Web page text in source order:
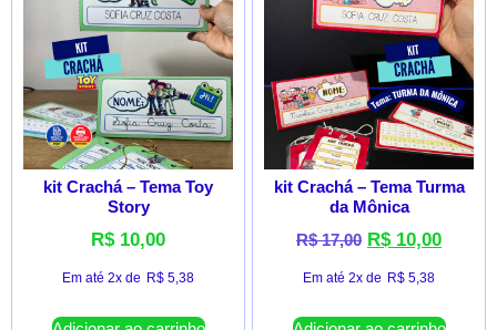
kit Crachá – Tema Toy
Story
R$10,00
Em até 2x de R$ 5,38
kit Crachá – Tema Turma
da Mônica
R$17,00 R$10,00
Em até 2x de R$ 5,38